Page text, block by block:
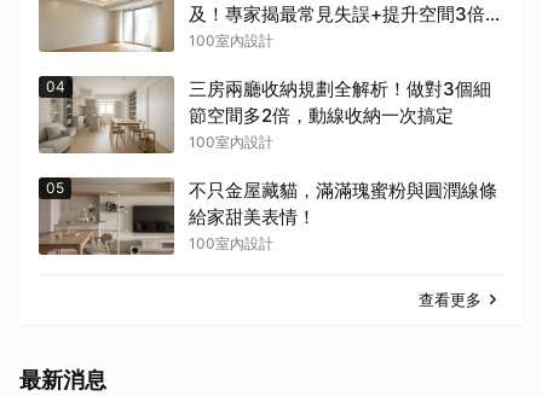
及！專家揭最常見失誤+提升空間3倍實
用密技
100室內設計
04
三房兩廳收納規劃全解析！做對3個細
節空間多2倍，動線收納一次搞定
100室內設計
05
不只金屋藏貓，滿滿瑰蜜粉與圓潤線條
給家甜美表情！
100室內設計
查看更多
最新消息